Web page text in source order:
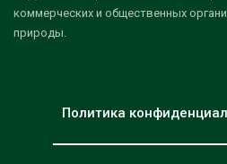
коммерческих и общественных
природы.
Политика